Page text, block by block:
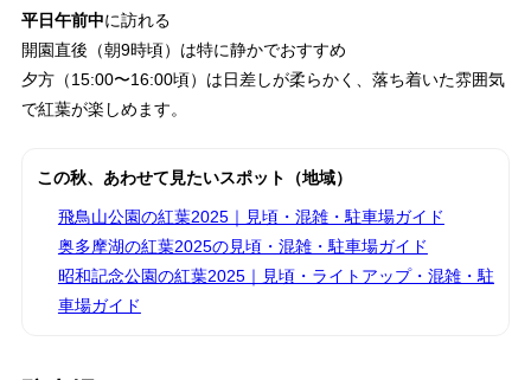
平日午前中に訪れる
開園直後（朝9時頃）は特に静かでおすすめ
夕方（15:00〜16:00頃）は日差しが柔らかく、落ち着いた雰囲気
で紅葉が楽しめます。
この秋、あわせて見たいスポット（地域）
飛鳥山公園の紅葉2025｜見頃・混雑・駐車場ガイド
奥多摩湖の紅葉2025の見頃・混雑・駐車場ガイド
昭和記念公園の紅葉2025｜見頃・ライトアップ・混雑・駐
車場ガイド